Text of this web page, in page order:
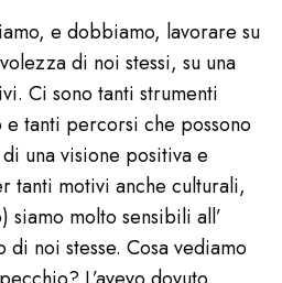
e dobbiamo, lavorare su
di noi stessi, su una
Ci sono tanti strumenti
tanti percorsi che possono
una visione positiva e
tanti motivi anche culturali,
siamo molto sensibili all’
noi stesse. Cosa vediamo